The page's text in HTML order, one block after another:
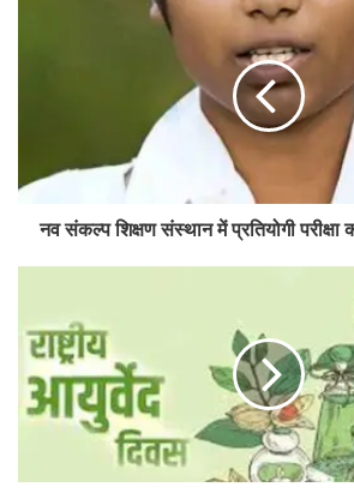
नव संकल्प शिक्षण संस्थान में प्रतियोगी परीक्षा